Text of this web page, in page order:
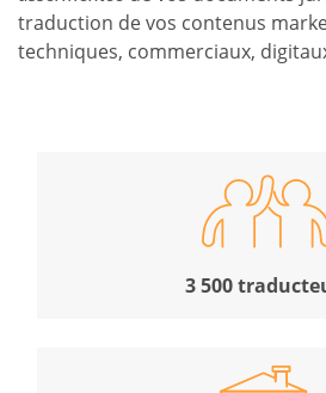
traduction de vos contenus
techniques, commerciaux,
3 500